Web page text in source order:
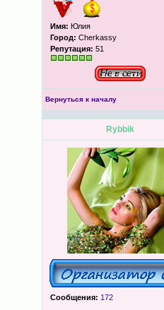
Имя: Юлия
Город: Cherkassy
Репутация: 51
Вернуться к началу
Rybbik
Сообщения: 172